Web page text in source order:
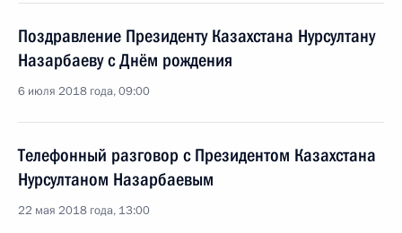
Поздравление Президенту Казахстана Нурсултану
Назарбаеву с Днём рождения
6 июля 2018 года, 09:00
Телефонный разговор с Президентом Казахстана
Нурсултаном Назарбаевым
22 мая 2018 года, 13:00